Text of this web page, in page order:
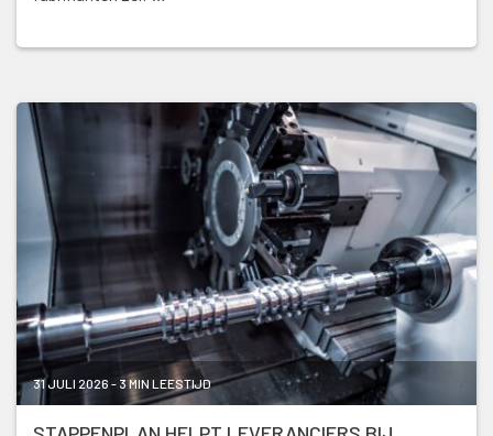
31 JULI 2026 - 3 MIN LEESTIJD